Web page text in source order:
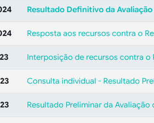
Resultado Definitivo da
Resposta aos recursos contra o
Interposição de recursos contra o
Consulta individual - Resultado
Resultado Preliminar da